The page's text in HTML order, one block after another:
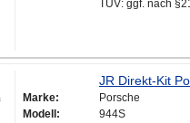
TÜV: ggf. nach
JR Direkt-Kit
Marke:
Porsche
Modell:
944S